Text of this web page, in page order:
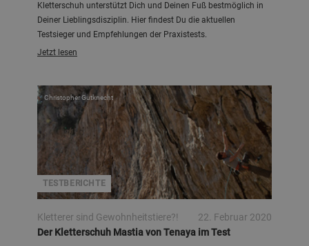
Kletterschuh unterstützt Dich und Deinen Fuß bestmöglich in
Deiner Lieblingsdisziplin. Hier findest Du die aktuellen
Testsieger und Empfehlungen der Praxistests.
Jetzt lesen
TESTBERICHTE
Christopher Gutknecht
Kletterer sind Gewohnheitstiere?!
22. Februar 2020
Der Kletterschuh Mastia von Tenaya im Test